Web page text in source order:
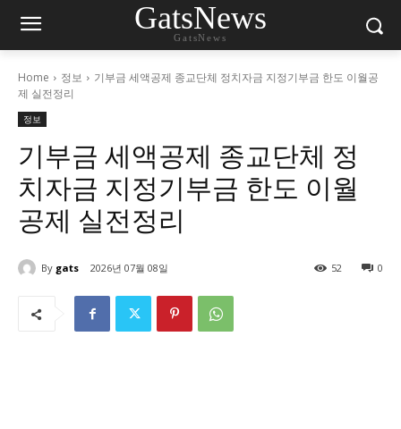
GatsNews
GatsNews
Home 정보
기부금 세액공제 종교단체 정치자금 지정기부금 한도 이월공
제 실전정리
정보
기부금 세액공제 종교단체 정
치자금 지정기부금 한도 이월
공제 실전정리
By gats 2026년 07월 08일 0
52